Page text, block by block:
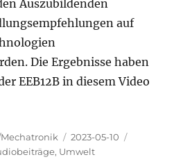
Auszubildenden
auf
Die Ergebnisse haben
EEB12B in diesem Video
Veröffentlicht
am
2023-05-10
, Umwelt